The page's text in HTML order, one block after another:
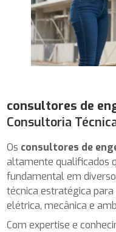
consultores de
Consultoria
Os consultores de
altamente qualificados
fundamental em
técnica estratégica
elétrica, mecânica e
Com expertise e